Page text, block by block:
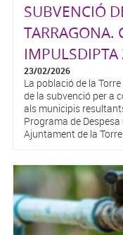
SUBVENCIÓ
TARRAGONA.
23/02/2026
La població de la
de la subvenció per a
als municipis
Programa de
Ajuntament de la